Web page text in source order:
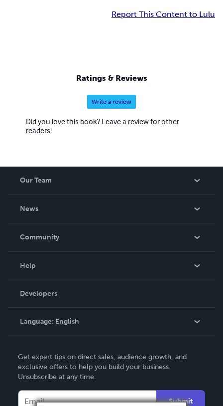
Report This Content to Lulu
Ratings & Reviews
Write a review
Did you love this book? Leave a review for other
readers!
Our Team
News
In The News
Community
Podcast
Help
Order Lookup
Knowledge Base
Contact Support
Developers
Language: English
Deutsch
Français
Italiano
Get expert tips on direct sales, audience growth, and
exclusive offers to help you build your business.
Unsubscribe at any time.
Submit